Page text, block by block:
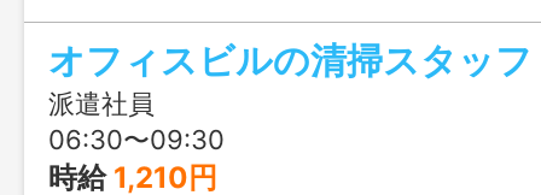
岡までお気軽にご連絡ください。
オフィスビルの清掃スタッフ
派遣社員
06:30〜09:30
時給 1,210円